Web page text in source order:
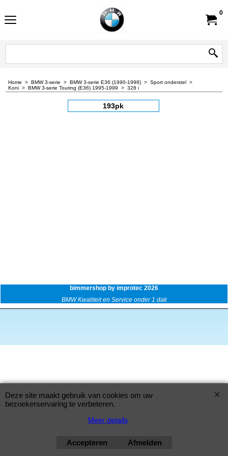
0
Home > BMW 3-serie > BMW 3-serie E36 (1990-1998) > Sport onderstel >
Koni > BMW 3-serie Touring (E36) 1995-1999 > 328 i
193pk
bimmershop by improtec 2026
BMW Kwaliteit en Service onder 1 dak
Deze site maakt gebruik van cookies om uw
bezoekerservaring te verbeteren.
Meer details
Accepteren Afmelden